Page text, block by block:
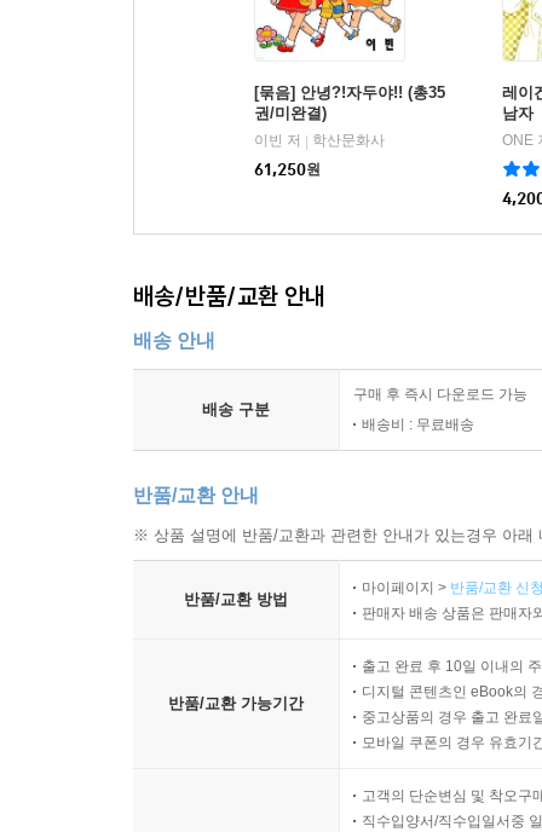
[묶음] 안녕?!자두야!! (총35
권/미완결)
이빈 저
학산문화사
61,250원
레이
남자
ONE
배송/반품/교환 안내
배송 안내
배송 구분
구매 후 즉시 다운로드 가능
배송비 : 무료배송
반품/교환 안내
※ 상품 설명에 반품/교환과 관련한 안내가 있는경우 아
반품/교환 방법
마이페이지 > 반품/교환 신
판매자 배송 상품은 판매자
반품/교환 가능기간
출고 완료 후 10일 이내의
디지털 콘텐츠인 eBook의
중고상품의 경우 출고 완료
모바일 쿠폰의 경우 유효기
고객의 단순변심 및 착오구
직수입양서/직수입일서중